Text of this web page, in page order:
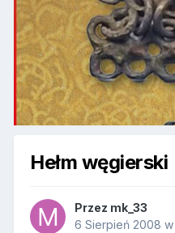
Hełm węgierski
Przez mk_33
6 Sierpień 2008 w